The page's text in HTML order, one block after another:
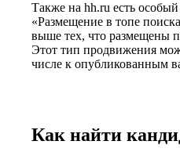
Также на hh.ru есть
«Размещение в топе
выше тех, что размещены
Этот тип продвижения
числе к опубликованным
Как найти